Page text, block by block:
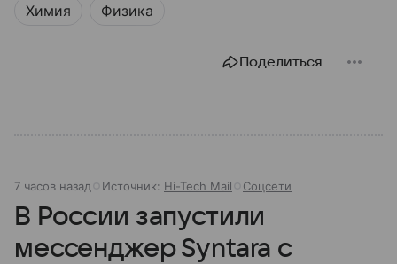
Химия Физика
Поделиться
7 часов назад Источник: Hi-Tech Mail Соцсети
В России запустили
мессенджер Syntara с